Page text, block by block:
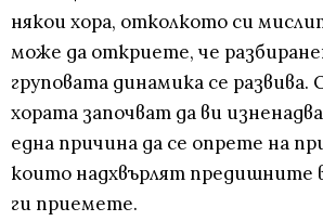
някои хора, отколкото си
може да откриете, че
груповата динамика се развива.
хората започват да ви
една причина да се опрете на
които надхвърлят предишните
ги приемете.